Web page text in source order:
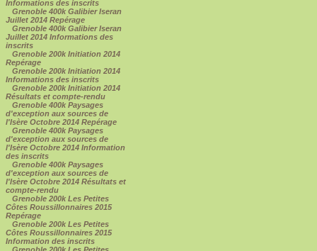
Informations des inscrits
Grenoble 400k Galibier Iseran
Juillet 2014 Repérage
Grenoble 400k Galibier Iseran
Juillet 2014 Informations des
inscrits
Grenoble 200k Initiation 2014
Repérage
Grenoble 200k Initiation 2014
Informations des inscrits
Grenoble 200k Initiation 2014
Résultats et compte-rendu
Grenoble 400k Paysages
d'exception aux sources de
l'Isère Octobre 2014 Repérage
Grenoble 400k Paysages
d'exception aux sources de
l'Isère Octobre 2014 Information
des inscrits
Grenoble 400k Paysages
d'exception aux sources de
l'Isère Octobre 2014 Résultats et
compte-rendu
Grenoble 200k Les Petites
Côtes Roussillonnaires 2015
Repérage
Grenoble 200k Les Petites
Côtes Roussillonnaires 2015
Information des inscrits